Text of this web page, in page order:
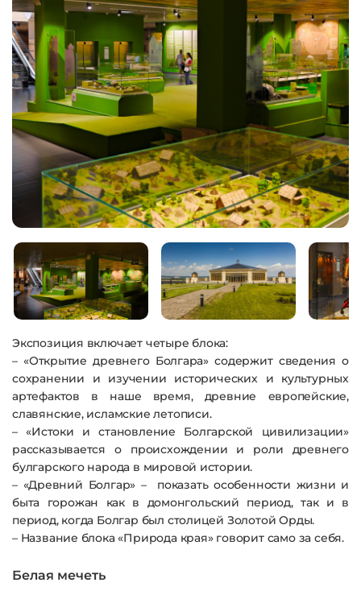
Экспозиция включает четыре блока:
– «Открытие древнего Болгара» содержит сведения о
сохранении и изучении исторических и культурных
артефактов в наше время, древние европейские,
славянские, исламские летописи.
– «Истоки и становление Болгарской цивилизации»
рассказывается о происхождении и роли древнего
булгарского народа в мировой истории.
– «Древний Болгар» – показать особенности жизни и
быта горожан как в домонгольский период, так и в
период, когда Болгар был столицей Золотой Орды.
– Название блока «Природа края» говорит само за себя.
Белая мечеть